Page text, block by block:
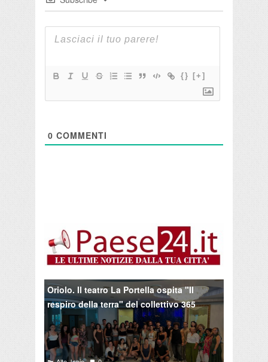
{} [+]
0 COMMENTI
Oriolo. Il teatro La Portella ospita "Il
respiro della terra" del collettivo 365